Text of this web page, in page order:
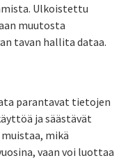
Ulkoistettu
muutosta
tavan hallita dataa.
parantavat tietojen
ja säästävät
muistaa, mikä
vaan voi luottaa